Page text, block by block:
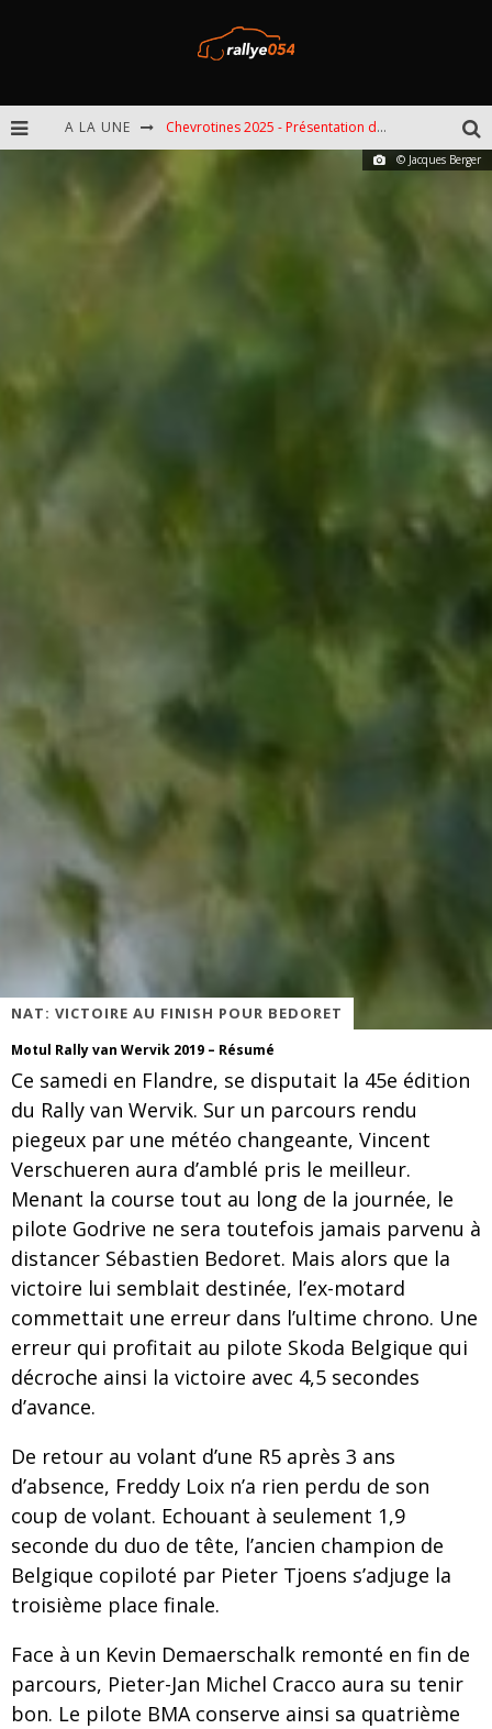
A LA UNE Chevrotines 2025 - Présentation de l'épreuve
EBR 2025 - Présentation de l'épreuve
© Jacques Berger
NAT: VICTOIRE AU FINISH POUR BEDORET
Motul Rally van Wervik 2019 – Résumé
Ce samedi en Flandre, se disputait la 45e édition
du Rally van Wervik. Sur un parcours rendu
piegeux par une météo changeante, Vincent
Verschueren aura d’amblé pris le meilleur.
Menant la course tout au long de la journée, le
pilote Godrive ne sera toutefois jamais parvenu à
distancer Sébastien Bedoret. Mais alors que la
victoire lui semblait destinée, l’ex-motard
commettait une erreur dans l’ultime chrono. Une
erreur qui profitait au pilote Skoda Belgique qui
décroche ainsi la victoire avec 4,5 secondes
d’avance.
De retour au volant d’une R5 après 3 ans
d’absence, Freddy Loix n’a rien perdu de son
coup de volant. Echouant à seulement 1,9
seconde du duo de tête, l’ancien champion de
Belgique copiloté par Pieter Tjoens s’adjuge la
troisième place finale.
Face à un Kevin Demaerschalk remonté en fin de
parcours, Pieter-Jan Michel Cracco aura su tenir
bon. Le pilote BMA conserve ainsi sa quatrième